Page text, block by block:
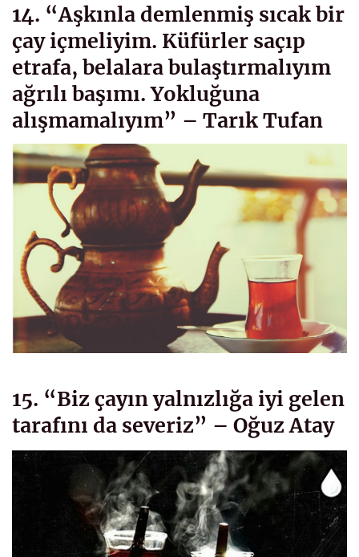
14. “Aşkınla demlenmiş sıcak bir
çay içmeliyim. Küfürler saçıp
etrafa, belalara bulaştırmalıyım
ağrılı başımı. Yokluğuna
alışmamalıyım” – Tarık Tufan
15. “Biz çayın yalnızlığa iyi gelen
tarafını da severiz” – Oğuz Atay